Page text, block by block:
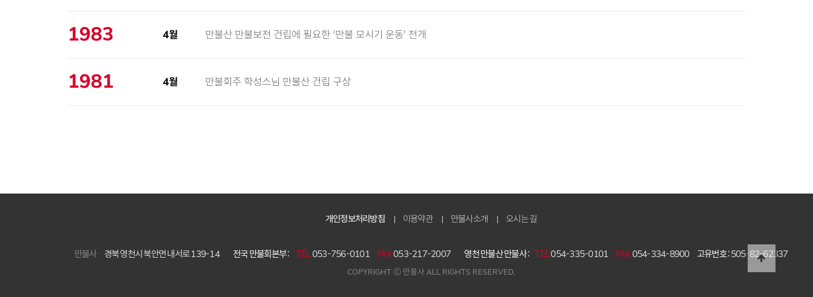
1983 4월 만불산 만불보전 건립에 필요한 ‘만불 모시기 운동’ 전개
1981 4월 만불회주 학성스님 만불산 건립 구상
개인정보처리방침 이용약관 만불사소개 오시는 길
만불사 경북 영천시 북안면 내서로 139-14 전국 만불회본부 : TEL053-756-0101 FAX053-217-2007 영천 만불산 만불사 : TEL054-335-0101 FAX054-334-8900 고유번호 :505-82-62337
COPYRIGHT Ⓒ 만불사 ALL RIGHTS RESERVED.